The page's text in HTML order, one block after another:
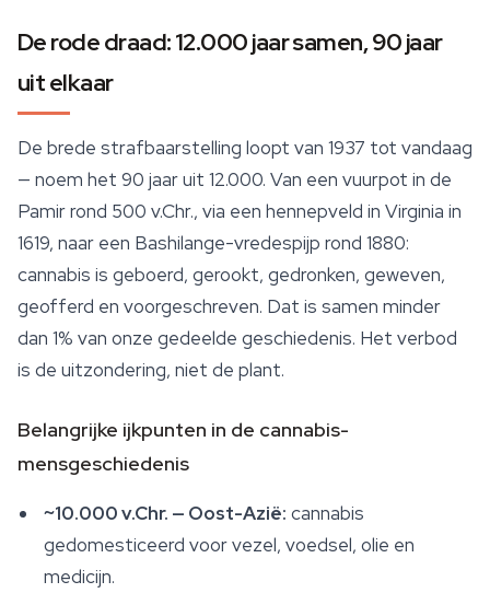
De rode draad: 12.000 jaar samen, 90 jaar
uit elkaar
De brede strafbaarstelling loopt van 1937 tot vandaag
— noem het 90 jaar uit 12.000. Van een vuurpot in de
Pamir rond 500 v.Chr., via een hennepveld in Virginia in
1619, naar een Bashilange-vredespijp rond 1880:
cannabis is geboerd, gerookt, gedronken, geweven,
geofferd en voorgeschreven. Dat is samen minder
dan 1% van onze gedeelde geschiedenis. Het verbod
is de uitzondering, niet de plant.
Belangrijke ijkpunten in de cannabis-
mensgeschiedenis
~10.000 v.Chr. — Oost-Azië: cannabis
gedomesticeerd voor vezel, voedsel, olie en
medicijn.